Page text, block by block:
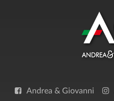
Andrea & Giovanni